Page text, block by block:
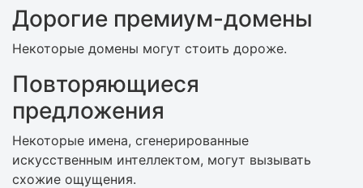
Дорогие премиум-домены
Некоторые домены могут стоить дороже.
Повторяющиеся
предложения
Некоторые имена, сгенерированные
искусственным интеллектом, могут вызывать
схожие ощущения.